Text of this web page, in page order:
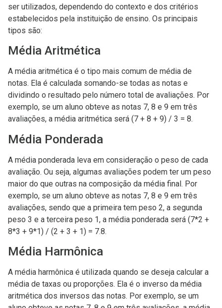
ser utilizados, dependendo do contexto e dos critérios
estabelecidos pela instituição de ensino. Os principais
tipos são:
Média Aritmética
A média aritmética é o tipo mais comum de média de
notas. Ela é calculada somando-se todas as notas e
dividindo o resultado pelo número total de avaliações. Por
exemplo, se um aluno obteve as notas 7, 8 e 9 em três
avaliações, a média aritmética será (7 + 8 + 9) / 3 = 8.
Média Ponderada
A média ponderada leva em consideração o peso de cada
avaliação. Ou seja, algumas avaliações podem ter um peso
maior do que outras na composição da média final. Por
exemplo, se um aluno obteve as notas 7, 8 e 9 em três
avaliações, sendo que a primeira tem peso 2, a segunda
peso 3 e a terceira peso 1, a média ponderada será (7*2 +
8*3 + 9*1) / (2 + 3 + 1) = 7.8.
Média Harmônica
A média harmônica é utilizada quando se deseja calcular a
média de taxas ou proporções. Ela é o inverso da média
aritmética dos inversos das notas. Por exemplo, se um